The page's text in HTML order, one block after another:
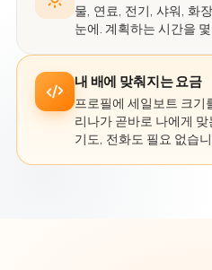
물, 연료, 전기, 샤워, 화
눈에. 계획하는 시간을
내 배에 맞춰지는 요금
프로필에 세일보트 크기
리나가 곧바로 나에게
기도, 전화도 필요 없습